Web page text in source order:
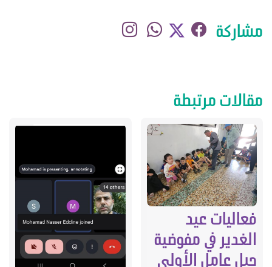
مشاركة
مقالات مرتبطة
فعاليات عيد
الغدير في مفوضية
جبل عامل الأولى